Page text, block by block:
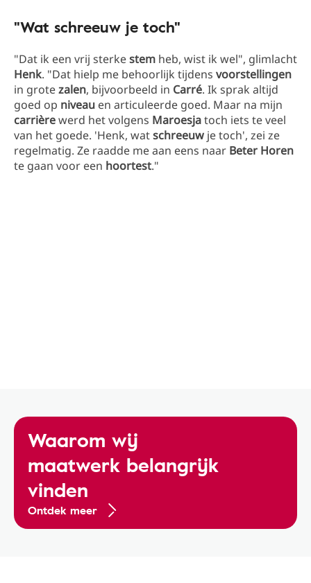
"Wat schreeuw je toch"
"Dat ik een vrij sterkestem heb, wist ik wel", glimlacht
Henk. "Dat hielp me behoorlijk tijdens voorstellingen
in grotezalen, bijvoorbeeld in Carré. Ik sprak altijd
goed op niveau en articuleerde goed. Maar na mijn
carrièrewerd het volgens Maroesjatoch iets te veel
van het goede. 'Henk, watschreeuw je toch', zei ze
regelmatig. Ze raadde me aan eens naar Beter Horen
te gaan voor een hoortest."
Waarom wij
maatwerk belangrijk
vinden
Ontdek meer